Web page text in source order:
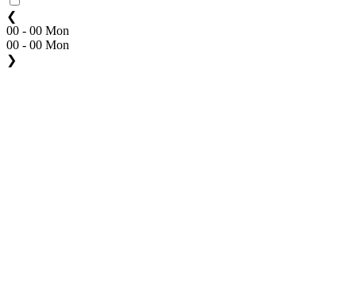
❮
00 - 00 Mon
00 - 00 Mon
❯